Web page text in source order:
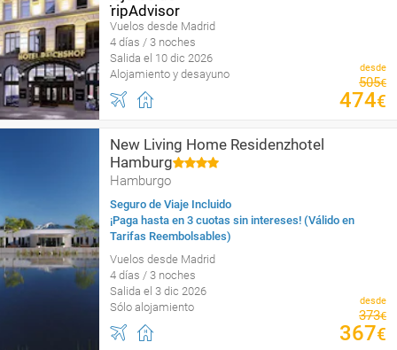
Vuelos desde Madrid
4 días / 3 noches
Salida el 10 dic 2026
Alojamiento y desayuno
desde
505€
474€
New Living Home Residenzhotel
Hamburg
Hamburgo
Seguro de Viaje Incluido
¡Paga hasta en 3 cuotas sin intereses! (Válido en
Tarifas Reembolsables)
Vuelos desde Madrid
4 días / 3 noches
Salida el 3 dic 2026
Sólo alojamiento
desde
373€
367€